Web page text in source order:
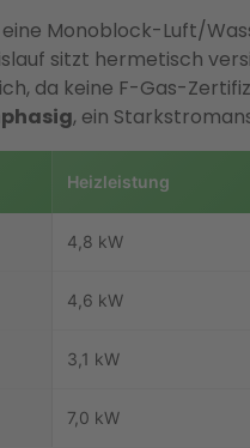
eine Monoblock-Luft/
sitzt hermetisch
da keine F-Gas-
, ein
Heizleistung
4,8 kW
4,6 kW
3,1 kW
7,0 kW